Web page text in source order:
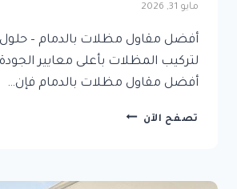
مايو 31, 2026
أفضل مقاول مظلات بالدمام – حلول
لتركيب المظلات بأعلى معايير
أفضل مقاول مظلات بالدمام فإن…
تصفح الآن أفضل
–